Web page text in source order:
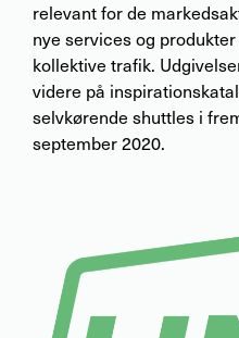
relevant for de
nye services og
kollektive trafik.
videre på
selvkørende shuttles i
september 2020.